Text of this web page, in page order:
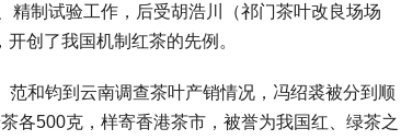
精制试验工作，后受胡浩川（祁门茶叶改良场场
创了我国机制红茶的先例。
和钧到云南调查茶叶产销情况，冯绍裘被分到顺
各500克，样寄香港茶市，被誉为我国红、绿茶之